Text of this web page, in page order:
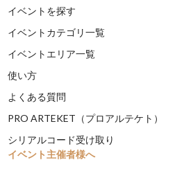
イベントを探す
イベントカテゴリ一覧
イベントエリア一覧
使い方
よくある質問
PRO ARTEKET（プロアルテケト）
シリアルコード受け取り
イベント主催者様へ